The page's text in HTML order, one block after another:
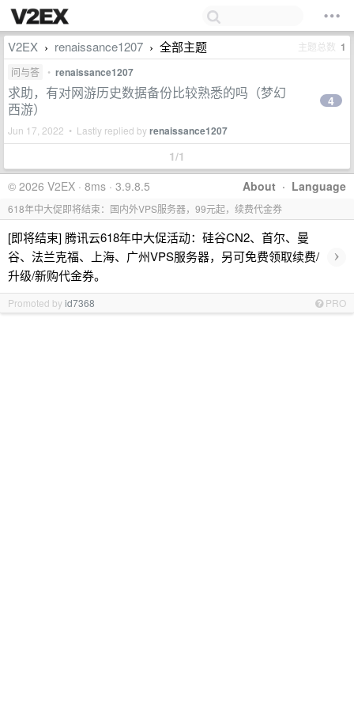
V2EX › renaissance1207 › 全部主题 主题总数 1
问与答 • renaissance1207
求助，有对网游历史数据备份比较熟悉的吗（梦幻
西游）
Jun 17, 2022 • Lastly replied byrenaissance1207
4
1/1
About · Language
© 2026 V2EX · 8ms · 3.9.8.5
618年中大促即将结束：国内外VPS服务器，99元起，续费代金券
[即将结束] 腾讯云618年中大促活动：硅谷CN2、首尔、曼
谷、法兰克福、上海、广州VPS服务器，另可免费领取续费/
升级/新购代金券。
›
Promoted byid7368 PRO